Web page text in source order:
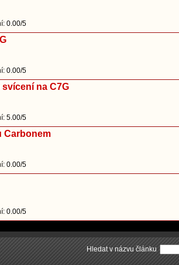
0.00/5
0.00/5
na C7G
5.00/5
Carbonem
0.00/5
0.00/5
Hledat v názvu článku